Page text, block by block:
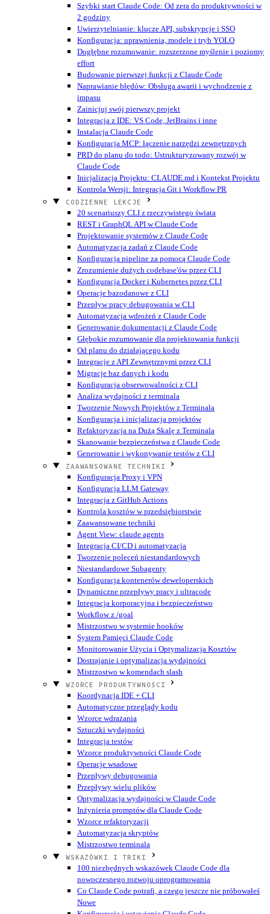
Szybki start Claude Code: Od zera do produktywności w
2 godziny
Uwierzytelnianie: klucze API, subskrypcje i SSO
Konfiguracja: uprawnienia, modele i tryb YOLO
Dogłębne rozumowanie: rozszerzone myślenie i poziomy
effort
Budowanie pierwszej funkcji z Claude Code
Naprawianie błędów: Obsługa awarii i wychodzenie z
impasu
Zainicjuj swój pierwszy projekt
Integracja z IDE: VS Code, JetBrains i inne
Instalacja Claude Code
Konfiguracja MCP: łączenie narzędzi zewnętrznych
PRD do planu do todo: Ustrukturyzowany rozwój w
Claude Code
Inicjalizacja Projektu: CLAUDE.md i Kontekst Projektu
Kontrola Wersji: Integracja Git i Workflow PR
CODZIENNE LEKCJE
20 scenariuszy CLI z rzeczywistego świata
REST i GraphQL API w Claude Code
Projektowanie systemów z Claude Code
Automatyzacja zadań z Claude Code
Konfiguracja pipeline za pomocą Claude Code
Zrozumienie dużych codebase'ów przez CLI
Konfiguracja Docker i Kubernetes przez CLI
Operacje bazodanowe z CLI
Przepływ pracy debugowania w CLI
Automatyzacja wdrożeń z Claude Code
Generowanie dokumentacji z Claude Code
Głębokie rozumowanie dla projektowania funkcji
Od planu do działającego kodu
Integracje z API Zewnętrznymi przez CLI
Migracje baz danych i kodu
Konfiguracja obserwowalności z CLI
Analiza wydajności z terminala
Tworzenie Nowych Projektów z Terminala
Konfiguracja i inicjalizacja projektów
Refaktoryzacja na Dużą Skalę z Terminala
Skanowanie bezpieczeństwa z Claude Code
Generowanie i wykonywanie testów z CLI
ZAAWANSOWANE TECHNIKI
Konfiguracja Proxy i VPN
Konfiguracja LLM Gateway
Integracja z GitHub Actions
Kontrola kosztów w przedsiębiorstwie
Zaawansowane techniki
Agent View: claude agents
Integracja CI/CD i automatyzacja
Tworzenie poleceń niestandardowych
Niestandardowe Subagenty
Konfiguracja kontenerów deweloperskich
Dynamiczne przepływy pracy i ultracode
Integracja korporacyjna i bezpieczeństwo
Workflow z /goal
Mistrzostwo w systemie hooków
System Pamięci Claude Code
Monitorowanie Użycia i Optymalizacja Kosztów
Dostrajanie i optymalizacja wydajności
Mistrzostwo w komendach slash
WZORCE PRODUKTYWNOŚCI
Koordynacja IDE + CLI
Automatyczne przeglądy kodu
Wzorce wdrażania
Sztuczki wydajności
Integracja testów
Wzorce produktywności Claude Code
Operacje wsadowe
Przepływy debugowania
Przepływy wielu plików
Optymalizacja wydajności w Claude Code
Inżynieria promptów dla Claude Code
Wzorce refaktoryzacji
Automatyzacja skryptów
Mistrzostwo terminala
WSKAZÓWKI I TRIKI
100 niezbędnych wskazówek Claude Code dla
nowoczesnego rozwoju oprogramowania
Co Claude Code potrafi, a czego jeszcze nie próbowałeś
Nowe